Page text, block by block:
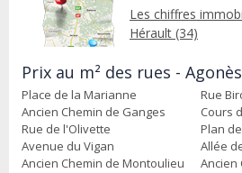
Les chiffres
Hérault (34)
Prix au m² des rues -
Place de la Marianne
Rue
Ancien Chemin de Ganges
Cours
Rue de l'Olivette
Plan
Avenue du Vigan
Allée
Ancien Chemin de Montoulieu
Ancien